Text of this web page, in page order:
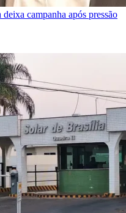
campanha após pressão